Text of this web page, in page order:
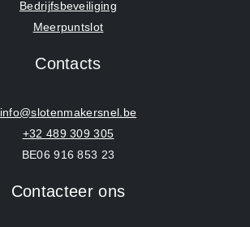
Bedrijfsbeveiliging
Meerpuntslot
Contacts
info@slotenmakersnel.be
+32 489 309 305
BE06 916 853 23
Contacteer ons